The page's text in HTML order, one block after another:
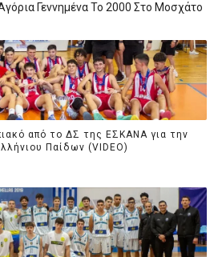
Γεννημένα Το 2000 Στο Μοσχάτο
από το ΔΣ της ΕΣΚΑΝΑ για την
Παίδων (VIDEO)